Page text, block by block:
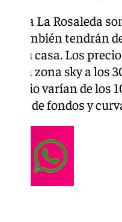
a La Rosaleda
también tendrán
en su casa. Los
de la zona sky a los
precio varían de los
15 de fondos y